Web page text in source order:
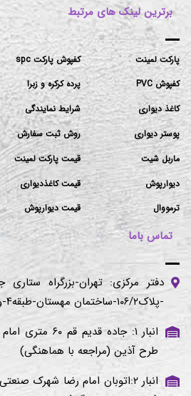
برترین لینک های مرتبط
پارکت لمینت
کفپوش PVC
کاغذ دیواری
پوستر دیواری
ماربل شیت
دیوارپوش
ترمووال
کفپوش پارکت spc
پرده کرکره و زبرا
شرایط نمایندگی
روش ثبت سفارش
قیمت پارکت لمینت
قیمت کاغذدیواری
قیمت دیوارپوش
تماس باما
دفتر مرکزی: تهران-بزرگراه ستاری
-پلاک۱۰۶/۲-ساختمان مهستان-طبقه۴-واحد ۱۶
انبار ۱: جاده
طرح آذین (مراجعه با هماهنگی)